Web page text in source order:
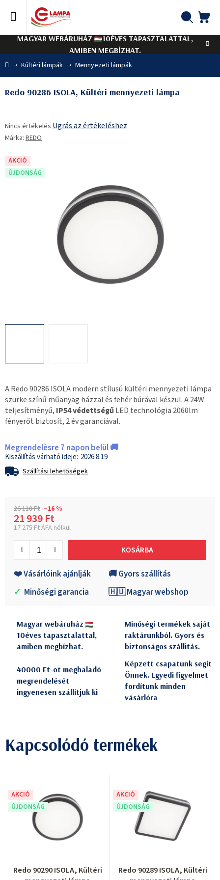
tartalomhoz
MAGYAR WEBÁRUHÁZ
10ÉVES TAPASZTALATTAL,
AMIBEN MEGBÍZHAT.
Kezdőlap
Kültéri lámpák Mennyezeti lámpák
A Redo 90286 ISOLA modern stílusú kültéri mennyezeti lámpa
szürke színű műanyag házzal és fehér búrával készül. A 24W
teljesítményű, IP54 védettségű LED technológia 2060lm
fényerőt biztosít, 2 év garanciával.
Megrendelèsre 7 napon belül 🚚
2026.8.19
Szállítási lehetőségek
26 118 Ft –16 %
21 939 Ft
17 275 Ft ÁFA nélkül
KOSÁRBA
❤️ Vásárlóink ajánlják
🚚 Gyors szállítás
✓ Minőségi garancia 🇭🇺 Magyar webshop
Redo 90286 ISOLA, Kültéri mennyezeti lámpa
termék
átlagos
5-
ből
Nincs értékelés Ugrás az értékeléshez
Márka: REDO
AKCIÓ
ÚJDONSÁG
Magyar webáruház
10éves tapasztalattal,
amiben megbízhat.
Minőségi termékek saját
raktárunkból. Gyors és
biztonságos szállitás.
40000 Ft-ot meghaladó
megrendelését
ingyenesen szállítjuk ki
Képzett csapatunk segít
Önnek. Egyedi figyelmet
fordítunk minden
vásárlóra
Kapcsolódó termékek
AKCIÓ
ÚJDONSÁG
Redo 90290 ISOLA, Kültéri
AKCIÓ
ÚJDONSÁG
Redo 90289 ISOLA, Kültéri